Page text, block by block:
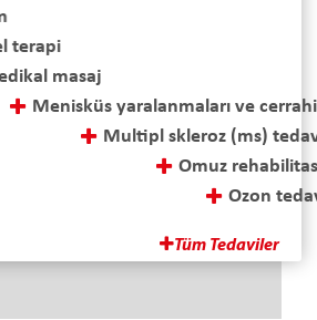
ve cerrahi sonrası tedavi
(ms) tedavisi
Tüm Tedaviler